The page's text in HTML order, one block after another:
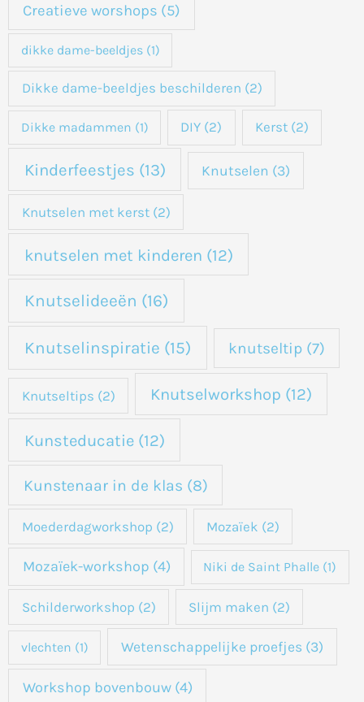
Creatieve worshops (5)
dikke dame-beeldjes(1)
Dikke dame-beeldjes beschilderen (2)
Dikke madammen (1) DIY (2) Kerst(2)
Kinderfeestjes (13) Knutselen (3)
Knutselen met kerst(2)
knutselen met kinderen (12)
Knutselideeën (16)
Knutselinspiratie (15) knutseltip (7)
Knutseltips (2) Knutselworkshop (12)
Kunsteducatie(12)
Kunstenaar in de klas (8)
Moederdagworkshop (2) Mozaïek (2)
Mozaïek-workshop (4) Niki de Saint Phalle (1)
Schilderworkshop (2) Slijm maken (2)
vlechten (1) Wetenschappelijke proefjes (3)
Workshop bovenbouw(4)